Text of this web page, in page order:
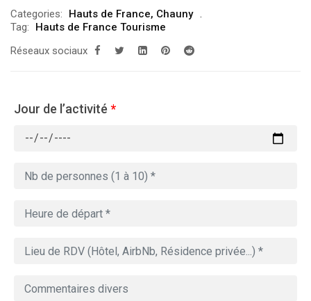
Categories: Hauts de France, Chauny
Tag:
Hauts de France Tourisme
Réseaux sociaux
Jour de l’activité *